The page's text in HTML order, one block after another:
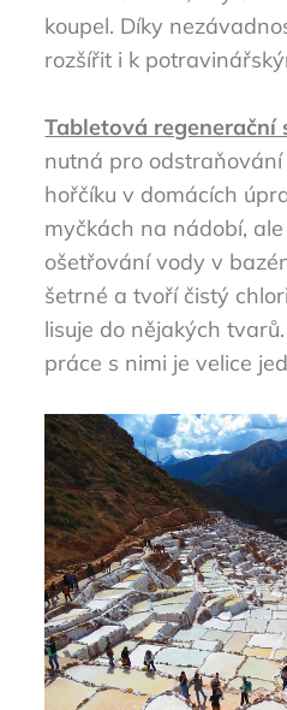
koupel. Díky
rozšířit i k
Tabletová regenerační
nutná pro
hořčíku v domácích
myčkách na nádobí,
ošetřování vody v
šetrné a tvoří čistý
lisuje do nějakých
práce s nimi je velice